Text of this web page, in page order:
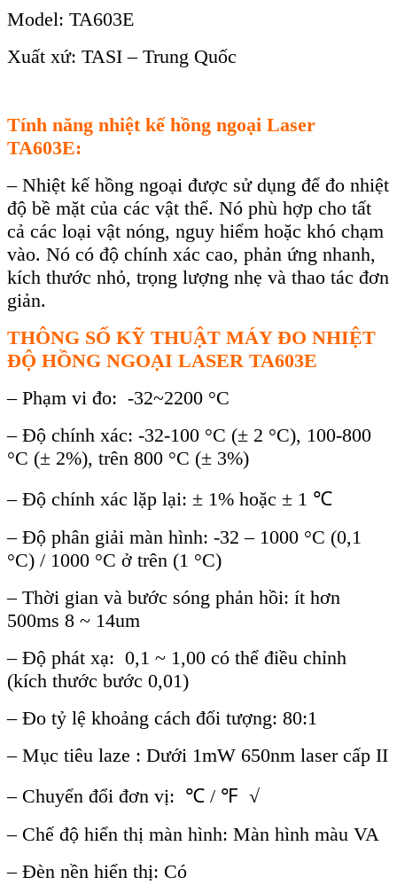
Model: TA603E
Xuất xứ: TASI – Trung Quốc
Tính năng nhiệt kế hồng ngoại Laser
TA603E:
– Nhiệt kế hồng ngoại được sử dụng để đo nhiệt
độ bề mặt của các vật thể. Nó phù hợp cho tất
cả các loại vật nóng, nguy hiểm hoặc khó chạm
vào. Nó có độ chính xác cao, phản ứng nhanh,
kích thước nhỏ, trọng lượng nhẹ và thao tác đơn
giản.
THÔNG SỐ KỸ THUẬT MÁY ĐO NHIỆT
ĐỘ HỒNG NGOẠI LASER TA603E
– Phạm vi đo: -32~2200 °C
– Độ chính xác: -32-100 °C (± 2 °C), 100-800
°C (± 2%), trên 800 °C (± 3%)
– Độ chính xác lặp lại: ± 1% hoặc ± 1 ℃
– Độ phân giải màn hình: -32 – 1000 °C (0,1
°C) / 1000 °C ở trên (1 °C)
– Thời gian và bước sóng phản hồi: ít hơn
500ms 8 ~ 14um
– Độ phát xạ: 0,1 ~ 1,00 có thể điều chỉnh
(kích thước bước 0,01)
– Đo tỷ lệ khoảng cách đối tượng: 80:1
– Mục tiêu laze : Dưới 1mW 650nm laser cấp II
– Chuyển đổi đơn vị: ℃ / ℉ √
– Chế độ hiển thị màn hình: Màn hình màu VA
– Đèn nền hiển thị: Có